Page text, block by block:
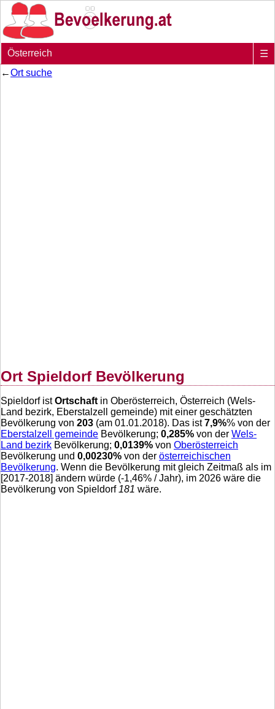
Österreich
☰
←Ort suche
Ort Spieldorf Bevölkerung
Spieldorf istOrtschaft in Oberösterreich, Österreich (Wels-
Land bezirk, Eberstalzell gemeinde) mit einer geschätzten
Bevölkerung von 203 (am 01.01.2018). Das ist7,9%% von der
Eberstalzell gemeinde Bevölkerung; 0,285% von der Wels-
Land bezirk Bevölkerung; 0,0139% von Oberösterreich
Bevölkerung und 0,00230% von der österreichischen
Bevölkerung. Wenn die Bevölkerung mit gleich Zeitmaß als im
[2017-2018] ändern würde (-1,46% / Jahr), im 2026 wäre die
Bevölkerung von Spieldorf 181 wäre.